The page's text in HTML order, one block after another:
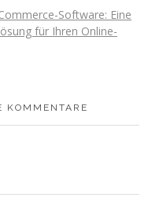
Software: Eine
für Ihren Online-
KOMMENTARE